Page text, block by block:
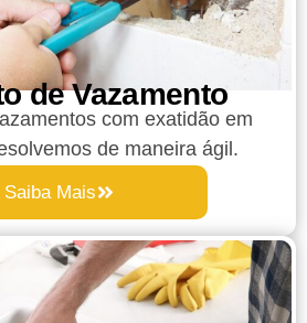
de Vazamento
com exatidão em
de maneira ágil.
Saiba Mais